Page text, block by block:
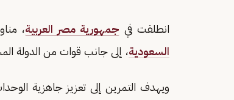
انطلقت في جمهورية مصر العربية،
السعودية، إلى جانب قوات من الدولة
ويهدف التمرين إلى تعزيز جاهزية